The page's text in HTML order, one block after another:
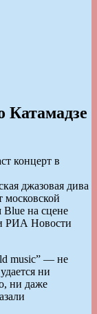
Катамадзе
джазовая дива
московской
на сцене
РИА Новости
music” — не
ни
ни даже